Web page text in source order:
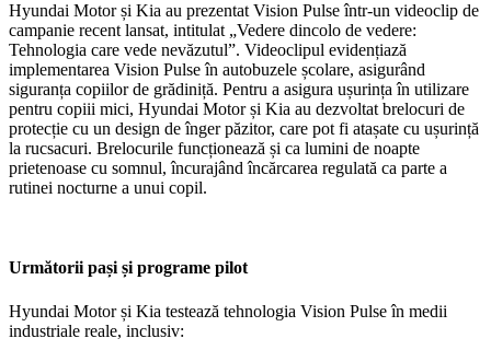
Hyundai Motor și Kia au prezentat Vision Pulse într-un videoclip de
campanie recent lansat, intitulat „Vedere dincolo de vedere:
Tehnologia care vede nevăzutul”. Videoclipul evidențiază
implementarea Vision Pulse în autobuzele școlare, asigurând
siguranța copiilor de grădiniță. Pentru a asigura ușurința în utilizare
pentru copiii mici, Hyundai Motor și Kia au dezvoltat brelocuri de
protecție cu un design de înger păzitor, care pot fi atașate cu ușurință
la rucsacuri. Brelocurile funcționează și ca lumini de noapte
prietenoase cu somnul, încurajând încărcarea regulată ca parte a
rutinei nocturne a unui copil.
Următorii pași și programe pilot
Hyundai Motor și Kia testează tehnologia Vision Pulse în medii
industriale reale, inclusiv: